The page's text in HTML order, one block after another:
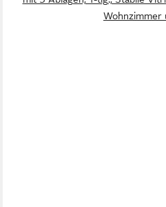
Wohnzimmer